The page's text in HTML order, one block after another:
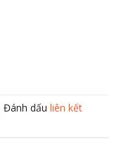
. Đánh dấu liên kết